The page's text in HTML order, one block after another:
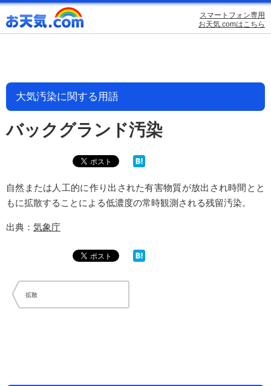
スマートフォン専用
お天気.comはこちら
大気汚染に関する用語
バックグランド汚染
自然または人工的に作り出された有害物質が放出され時間とと
もに拡散することによる低濃度の常時観測される残留汚染。
出典： 気象庁
拡散